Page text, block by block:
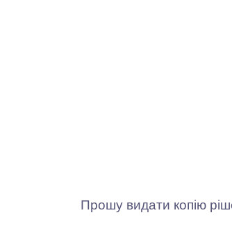
Прошу видати копію